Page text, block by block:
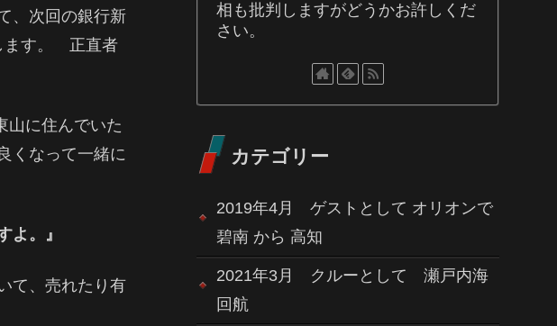
、次回の銀行新
ます。 正直者
山に住んでいた
くなって一緒に
よ。』
て、売れたり有
相も批判しますがどうかお許しくだ
さい。
カテゴリー
2019年4月 ゲストとして オリオンで
碧南 から 高知
2021年3月 クルーとして 瀬戸内海
回航